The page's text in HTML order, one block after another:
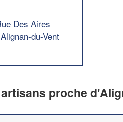
Des Aires
du-Vent
artisans proche